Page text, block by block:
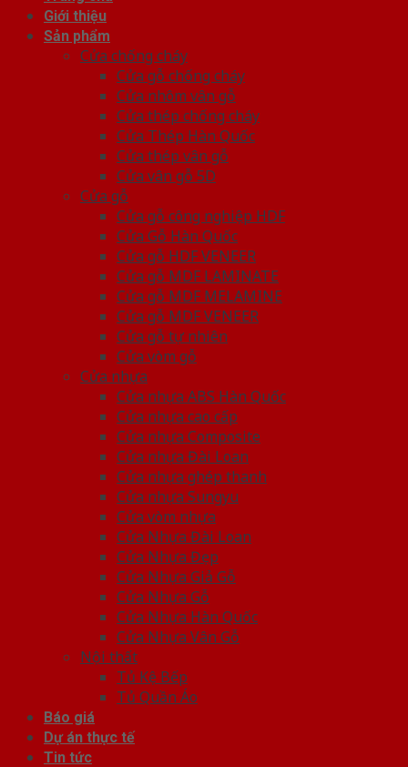
Giới thiệu
Sản phẩm
Cửa chống cháy
Cửa gỗ chống cháy
Cửa nhôm vân gỗ
Cửa thép chống cháy
Cửa Thép Hàn Quốc
Cửa thép vân gỗ
Cửa vân gỗ 5D
Cửa gỗ
Cửa gỗ công nghiệp HDF
Cửa Gỗ Hàn Quốc
Cửa gỗ HDF VENEER
Cửa gỗ MDF LAMINATE
Cửa gỗ MDF MELAMINE
Cửa gỗ MDF VENEER
Cửa gỗ tự nhiên
Cửa vòm gỗ
Cửa nhựa
Cửa nhựa ABS Hàn Quốc
Cửa nhựa cao cấp
Cửa nhựa Composite
Cửa nhựa Đài Loan
Cửa nhựa ghép thanh
Cửa nhựa Sungyu
Cửa vòm nhựa
Cửa Nhựa Đài Loan
Cửa Nhựa Đẹp
Cửa Nhựa Giả Gỗ
Cửa Nhựa Gỗ
Cửa Nhựa Hàn Quốc
Cửa Nhựa Vân Gỗ
Nội thất
Tủ Kệ Bếp
Tủ Quần Áo
Báo giá
Dự án thực tế
Tin tức